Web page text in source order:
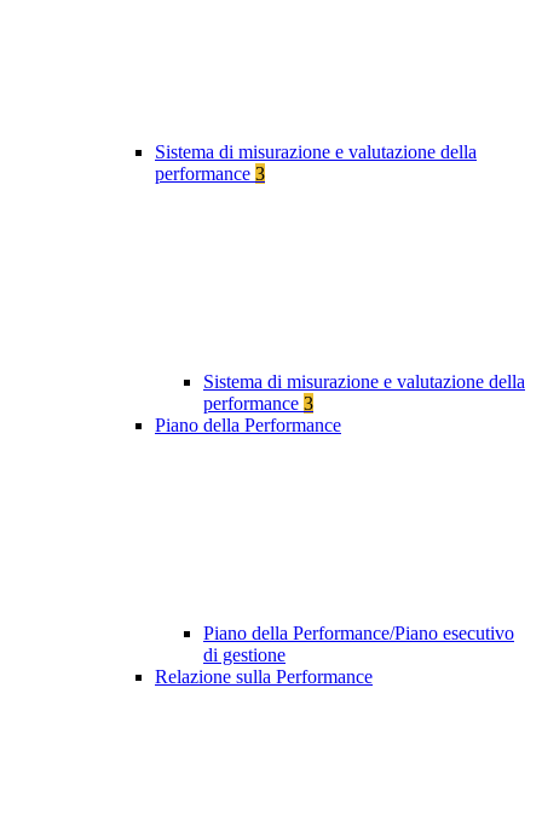
Sistema di misurazione e valutazione della
performance 3
Sistema di misurazione e valutazione della
performance 3
Piano della Performance
Piano della Performance/Piano esecutivo
di gestione
Relazione sulla Performance